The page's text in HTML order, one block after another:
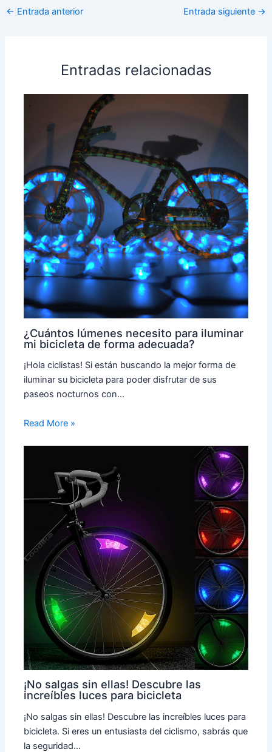
← Entrada anterior Entrada siguiente →
Entradas relacionadas
¿Cuántos lúmenes necesito para iluminar
mi bicicleta de forma adecuada?
¡Hola ciclistas! Si están buscando la mejor forma de
iluminar su bicicleta para poder disfrutar de sus
paseos nocturnos con…
Read More »
¡No salgas sin ellas! Descubre las
increíbles luces para bicicleta
¡No salgas sin ellas! Descubre las increíbles luces para
bicicleta. Si eres un entusiasta del ciclismo, sabrás que
la seguridad…